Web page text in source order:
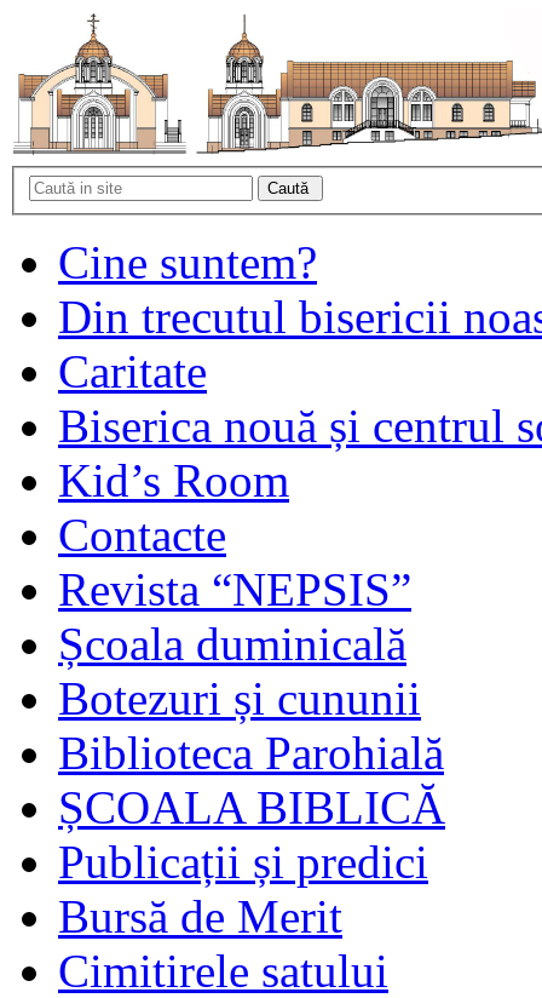
Cine suntem?
Din trecutul bisericii
Caritate
Biserica nouă și centrul
Kid’s Room
Contacte
Revista “NEPSIS”
Școala duminicală
Botezuri și cununii
Biblioteca Parohială
ȘCOALA BIBLICĂ
Publicații și predici
Bursă de Merit
Cimitirele satului